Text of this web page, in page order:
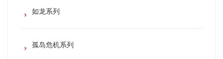
如龙系列
孤岛危机系列